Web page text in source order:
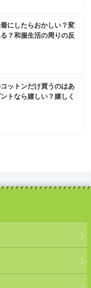
にしたらおかしい？変
？和服生活の周りの反
ットンだけ買うのはあ
トなら嬉しい？嬉しく